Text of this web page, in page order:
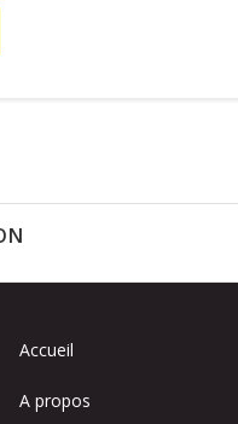
Accueil
A propos